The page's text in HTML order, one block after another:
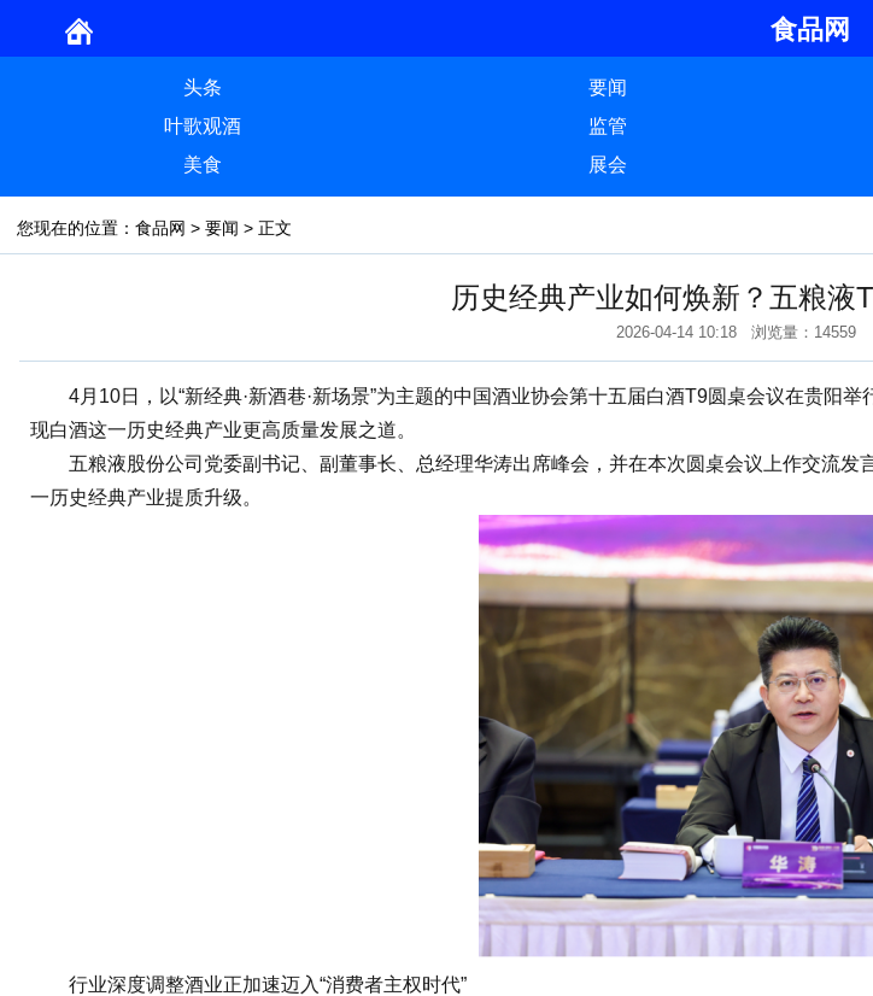
食品网
头条 要闻
叶歌观酒
监管
美食
展会
您现在的位置： 食品网 > 要闻 > 正文
历史经典产业如何焕新？五粮液
2026-04-14 10:18 浏览量：14559
4月10日，以“新经典·新酒巷·新场景”为主题的中国酒业协会第十五届白酒T9圆桌会议在贵阳
现白酒这一历史经典产业更高质量发展之道。
五粮液股份公司党委副书记、副董事长、总经理华涛出席峰会，并在本次圆桌会议上作交流发
一历史经典产业提质升级。
行业深度调整酒业正加速迈入“消费者主权时代”